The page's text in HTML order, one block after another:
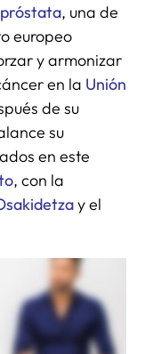
, una de
europeo
y armonizar
en la Unión
de su
su
en este
, con la
y el